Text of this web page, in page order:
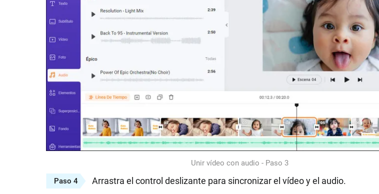
Unir vídeo con audio - Paso 3
Paso 4
Arrastra el control deslizante para sincronizar el vídeo y el audio.